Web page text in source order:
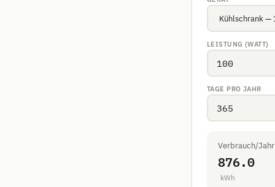
LEISTUNG (WATT)
TAGE PRO JAHR
Verbrauch/Jahr
876.0
kWh